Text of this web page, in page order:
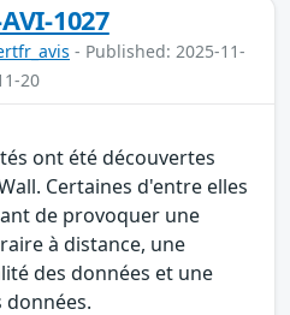
1027
- Published: 2025-11-
20
ont été découvertes
Certaines d'entre elles
de provoquer une
à distance, une
des données et une